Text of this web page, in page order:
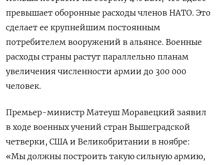
превышает оборонные расходы членов НАТО. Это
сделает ее крупнейшим постоянным
потребителем вооружений в альянсе. Военные
расходы страны растут параллельно планам
увеличения численности армии до 300 000
человек.
Премьер-министр Матеуш Моравецкий заявил
в ходе военных учений стран Вышеградской
четверки, США и Великобритании в ноябре:
«Мы должны построить такую сильную армию,